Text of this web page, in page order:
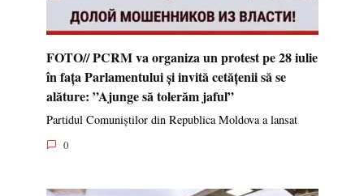
FOTO// PCRM va organiza un protest pe 28 iulie
în fața Parlamentului și invită cetățenii să se
alăture: ”Ajunge să tolerăm jaful”
Partidul Comuniștilor din Republica Moldova a lansat
0